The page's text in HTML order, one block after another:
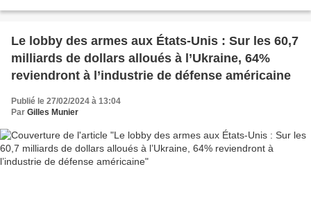
Le lobby des armes aux États-Unis : Sur les 60,7
milliards de dollars alloués à l’Ukraine, 64%
reviendront à l’industrie de défense américaine
Publié le 27/02/2024 à 13:04
Par Gilles Munier